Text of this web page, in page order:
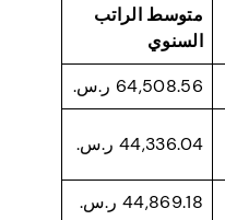
متوسط الراتب
السنوي
64,508.56 ر.س.
44,336.04 ر.س.
44,869.18 ر.س.